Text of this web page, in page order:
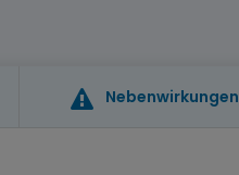
Nebenwirkungen